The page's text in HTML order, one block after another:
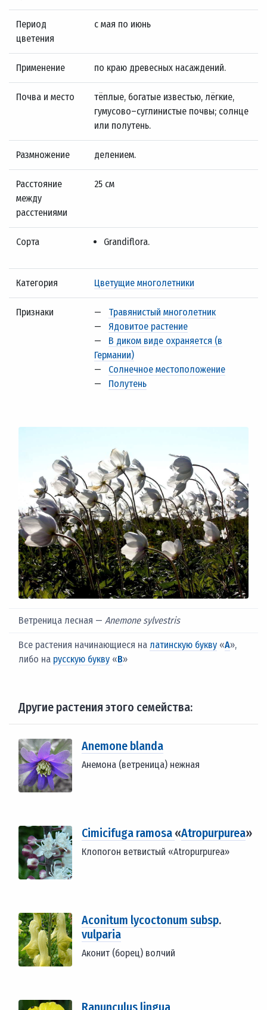
Период
цветения
с мая по июнь
Применение по краю древесных насаждений.
Почва и место
тёплые, богатые известью, лёгкие,
гумусово–суглинистые почвы; солнце
или полутень.
Размножение делением.
Расстояние
между
расстениями
25 см
Сорта Grandiflora.
Категория Цветущие многолетники
Признаки — Травянистый многолетник
— Ядовитое растение
— В диком виде охраняется (в
Германии)
— Солнечное местоположение
— Полутень
Ветреница лесная — Anemone sylvestris
Все растения начинающиеся на латинскую букву «A»,
либо на русскую букву «В»
Другие растения этого семейства:
Anemone blanda
Анемона (ветреница) нежная
Cimicifuga ramosa «Atropurpurea»
Клопогон ветвистый «Atropurpurea»
Aconitum lycoctonum subsp.
vulparia
Аконит (борец) волчий
Ranunculus lingua